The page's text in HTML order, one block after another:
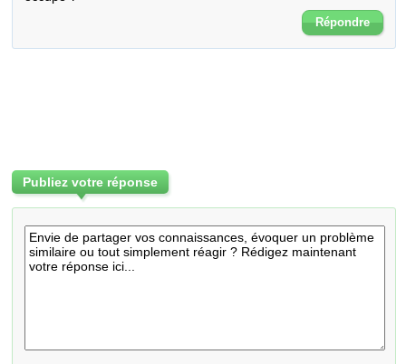
Répondre
Publiez votre réponse